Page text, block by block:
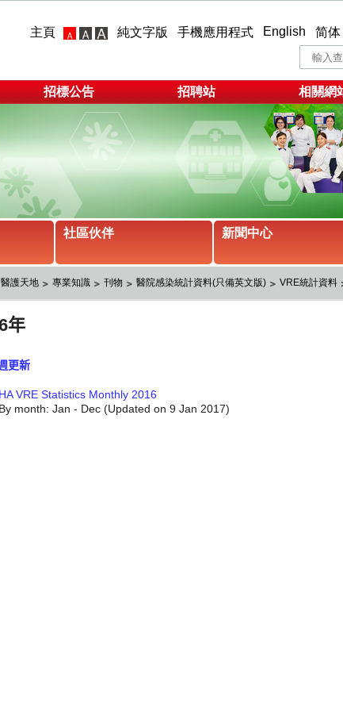
主頁 純文字版 手機應用程式 English 简体
招標公告 招聘站 相關網
社區伙伴 新聞中心
醫護天地 專業知識 刊物 醫院感染統計資料(只備英文版) VRE統計資料